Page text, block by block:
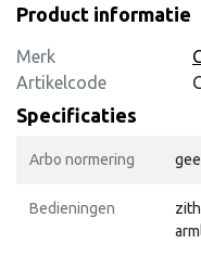
Product informatie
Merk
Artikelcode
Specificaties
Arbo normering
Bedieningen